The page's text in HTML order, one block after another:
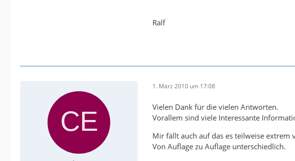
Ralf
1. März 2010 um 17:08
Vielen Dank für die vielen Antworten.
Vorallem sind viele Interessante
Mir fällt auch auf das es teilweise extrem
Von Auflage zu Auflage unterschiedlich.